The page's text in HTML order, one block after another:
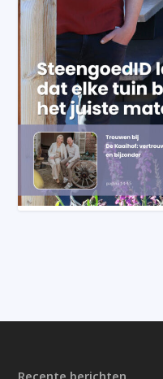
Recente berichten